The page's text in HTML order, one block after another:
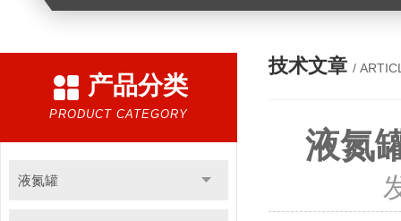
产品分类
PRODUCT CATEGORY
液氮罐
技术文章 /
液氮